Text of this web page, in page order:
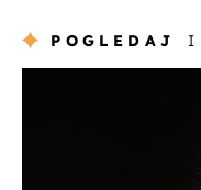
POGLEDAJ I